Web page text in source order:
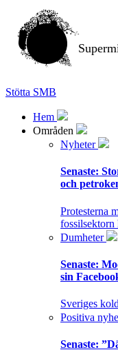
Stötta SMB
Hem
Områden
Nyheter
Senaste:
och
Protesterna
fossilsektorn
Dumheter
Senaste:
sin
Sveriges
Positiva
Senaste: